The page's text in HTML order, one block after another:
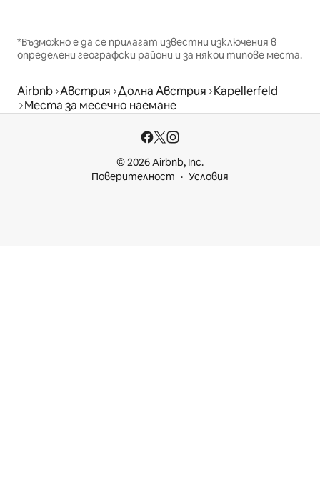
*Възможно е да се прилагат известни изключения в
определени географски райони и за някои типове места.
Airbnb Австрия Долна Австрия Kapellerfeld
Места за месечно наемане
© 2026 Airbnb, Inc.
Поверителност
Условия